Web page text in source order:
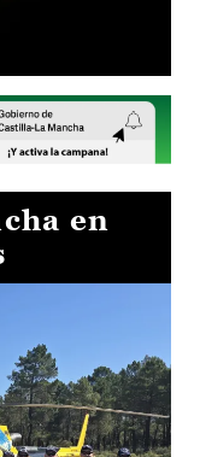
en